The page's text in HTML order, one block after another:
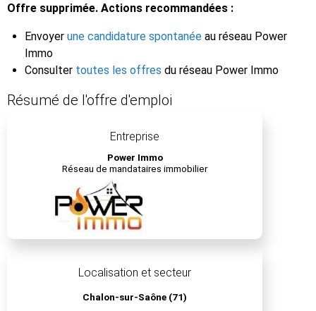
Offre supprimée. Actions recommandées :
Envoyer une candidature spontanée au réseau Power
Immo
Consulter toutes les offres du réseau Power Immo
Résumé de l'offre d'emploi
Entreprise
Power Immo
Réseau de mandataires immobilier
Localisation et secteur
Chalon-sur-Saône (71)